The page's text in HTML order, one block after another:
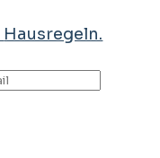
Hausregeln.